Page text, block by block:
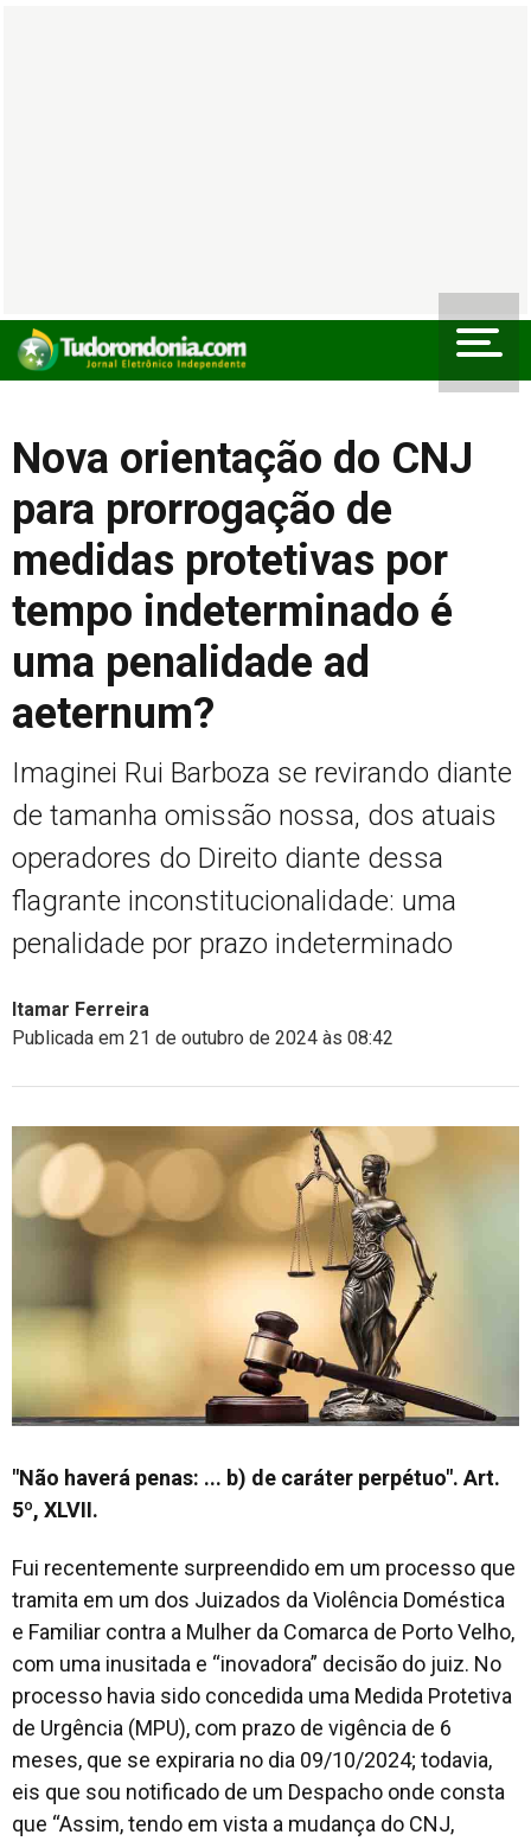
Nova orientação do CNJ
para prorrogação de
medidas protetivas por
tempo indeterminado é
uma penalidade ad
aeternum?
Imaginei Rui Barboza se revirando diante
de tamanha omissão nossa, dos atuais
operadores do Direito diante dessa
flagrante inconstitucionalidade: uma
penalidade por prazo indeterminado
Itamar Ferreira
Publicada em 21 de outubro de 2024 às 08:42
"Não haverá penas: ... b) de caráter perpétuo". Art.
5º, XLVII.
Fui recentemente surpreendido em um processo que
tramita em um dos Juizados da Violência Doméstica
e Familiar contra a Mulher da Comarca de Porto Velho,
com uma inusitada e “inovadora” decisão do juiz. No
processo havia sido concedida uma Medida Protetiva
de Urgência (MPU), com prazo de vigência de 6
meses, que se expiraria no dia 09/10/2024; todavia,
eis que sou notificado de um Despacho onde consta
que “Assim, tendo em vista a mudança do CNJ,